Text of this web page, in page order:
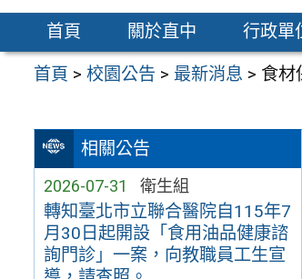
區
首頁 關於直中 行政單
首頁 >校園公告 > 最新消息 > 食材
相關公告
2026-07-31 衛生組
轉知臺北市立聯合醫院自115年7
月30日起開設「食用油品健康諮
詢門診」一案，向教職員工生宣